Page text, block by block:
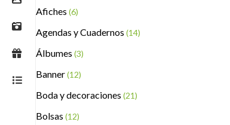
Afiches (6)
Agendas y Cuadernos (14)
Álbumes (3)
Banner(12)
Boda y decoraciones (21)
Bolsas (12)